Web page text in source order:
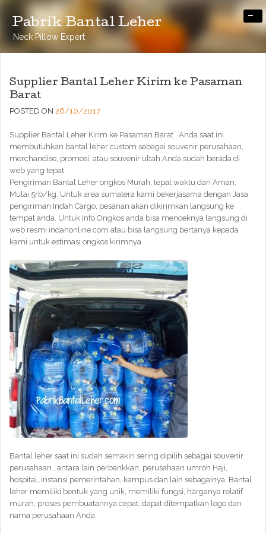
Pabrik Bantal Leher
Neck Pillow Expert
-
Supplier Bantal Leher Kirim ke Pasaman
Barat
POSTED ON 26/10/2017
Supplier Bantal Leher Kirim ke Pasaman Barat , Anda saat ini
membutuhkan bantal leher custom sebagai souvenir perusahaan,
merchandise, promosi, atau souvenir ultah Anda sudah berada di
web yang tepat.
Pengiriman Bantal Leher ongkos Murah, tepat waktu dan Aman,
Mulai 5rb/kg. Untuk area sumatera kami bekerjasama dengan Jasa
pengiriman Indah Cargo, pesanan akan dikirimkan langsung ke
tempat anda. Untuk Info Ongkos anda bisa menceknya langsung di
web resmi indahonline.com atau bisa langsung bertanya kepada
kami untuk estimasi ongkos kirimnya
Bantal leher saat ini sudah semakin sering dipilih sebagai souvenir
perusahaan , antara lain perbankkan, perusahaan umroh Haji,
hospital, instansi pemerintahan, kampus dan lain sebagainya. Bantal
leher memiliki bentuk yang unik, memiliki fungsi, harganya relatif
murah, proses pembuatannya cepat, dapat ditempatkan logo dan
nama perusahaan Anda.